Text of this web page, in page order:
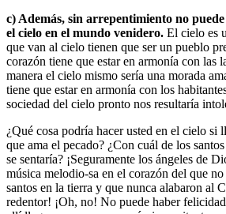
c) Además, sin arrepentimiento no
el cielo en el mundo venidero. El cielo es
que van al cielo tienen que ser un pueblo
corazón tiene que estar en armonía con las
manera el cielo mismo sería una morada
tiene que estar en armonía con los
sociedad del cielo pronto nos resultaría
¿Qué cosa podría hacer usted en el cielo si
que ama el pecado? ¿Con cuál de los
se sentaría? ¡Seguramente los ángeles de
música melodio-sa en el corazón del que
santos en la tierra y que nunca alabaron al
redentor! ¡Oh, no! No puede haber